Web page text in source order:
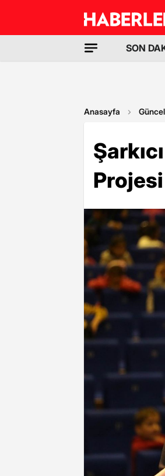
SON
Anasayfa Güncel
Projesi